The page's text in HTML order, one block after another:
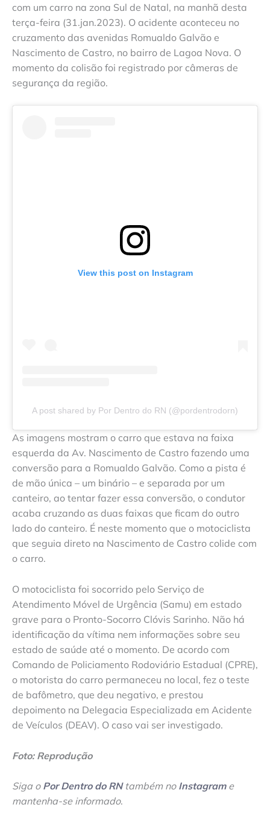
com um carro na zona Sul de Natal, na manhã desta
terça-feira (31.jan.2023). O acidente aconteceu no
cruzamento das avenidas Romualdo Galvão e
Nascimento de Castro, no bairro de Lagoa Nova. O
momento da colisão foi registrado por câmeras de
segurança da região.
View this post on Instagram
A post shared by Por Dentro do RN (@pordentrodorn)
As imagens mostram o carro que estava na faixa
esquerda da Av. Nascimento de Castro fazendo uma
conversão para a Romualdo Galvão. Como a pista é
de mão única – um binário – e separada por um
canteiro, ao tentar fazer essa conversão, o condutor
acaba cruzando as duas faixas que ficam do outro
lado do canteiro. É neste momento que o motociclista
que seguia direto na Nascimento de Castro colide com
o carro.
O motociclista foi socorrido pelo Serviço de
Atendimento Móvel de Urgência (Samu) em estado
grave para o Pronto-Socorro Clóvis Sarinho. Não há
identificação da vítima nem informações sobre seu
estado de saúde até o momento. De acordo com
Comando de Policiamento Rodoviário Estadual (CPRE),
o motorista do carro permaneceu no local, fez o teste
de bafômetro, que deu negativo, e prestou
depoimento na Delegacia Especializada em Acidente
de Veículos (DEAV). O caso vai ser investigado.
Foto: Reprodução
Siga o Por Dentro do RNtambém no Instagrame
mantenha-se informado.